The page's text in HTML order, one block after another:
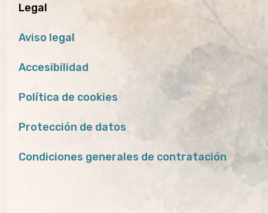
Legal
Aviso legal
Accesibilidad
Política de cookies
Protección de datos
Condiciones generales de contratación